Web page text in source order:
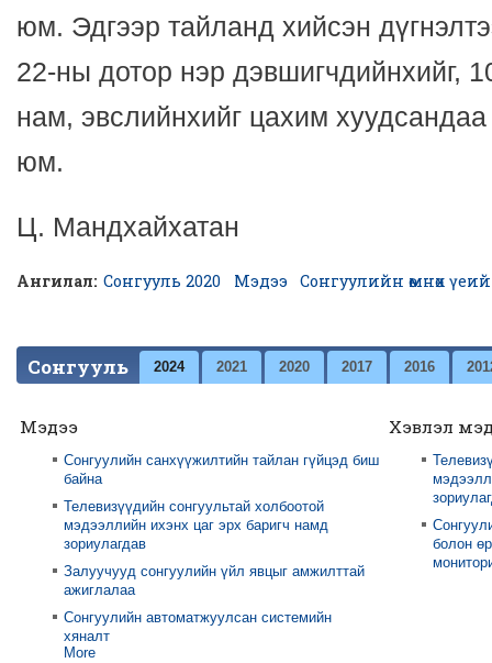
юм. Эдгээр тайланд хийсэн
22-ны дотор нэр дэвшигчдийнхийг,
нам, эвслийнхийг цахим
юм.
Ц. Мандхайхатан
Ангилал: Сонгууль 2020 Мэдээ Сонгуулийн өмнөх
Сонгууль 2024 2021 2020 2017 2016
Мэдээ
Сонгуулийн санхүүжилтийн тайлан гүйцэд биш
байна
Телевизүүдийн сонгуультай холбоотой
мэдээллийн ихэнх цаг эрх баригч намд
зориулагдав
Залуучууд сонгуулийн үйл явцыг амжилттай
ажиглалаа
Сонгуулийн автоматжуулсан системийн
хяналт
More
Хэвлэл
болон